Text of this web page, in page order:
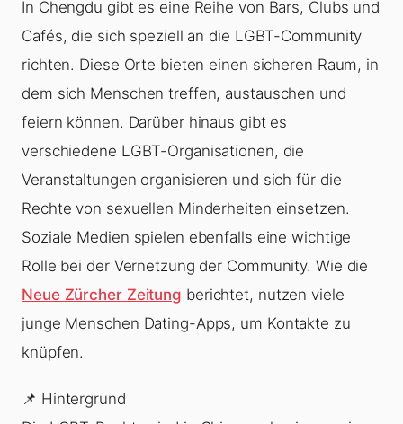
In Chengdu gibt es eine Reihe von Bars, Clubs und
Cafés, die sich speziell an die LGBT-Community
richten. Diese Orte bieten einen sicheren Raum, in
dem sich Menschen treffen, austauschen und
feiern können. Darüber hinaus gibt es
verschiedene LGBT-Organisationen, die
Veranstaltungen organisieren und sich für die
Rechte von sexuellen Minderheiten einsetzen.
Soziale Medien spielen ebenfalls eine wichtige
Rolle bei der Vernetzung der Community. Wie die
Neue Zürcher Zeitung berichtet, nutzen viele
junge Menschen Dating-Apps, um Kontakte zu
knüpfen.
📌 Hintergrund